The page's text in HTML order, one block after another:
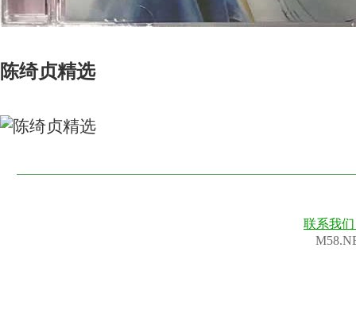
陈绮贞精选
联系我